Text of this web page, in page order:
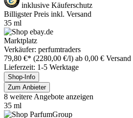
inklusive Käuferschutz
Billigster Preis inkl. Versand
35 ml
Marktplatz
Verkäufer: perfumtraders
79,80 €* (2280,00 €/l) ab 0,00 € Versand
Lieferzeit: 1-5 Werktage
Shop-Info
Zum Anbieter
8 weitere Angebote anzeigen
35 ml